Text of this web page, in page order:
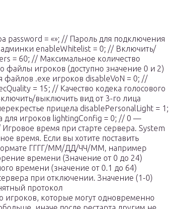
password = «»; // Пароль для подключения
админки enableWhitelist = 0; // Включить/
= 60; // Максимальное количество
файлы игроков (доступно значение 0 и 2)
файлов .exe игроков disableVoN = 0; //
= 15; // Качество кодека голосового
выключить вид от 3-го лица
прицела disablePersonalLight = 1;
для игроков lightingConfig = 0; // 0 —
время при старте сервера. System
время. Если вы хотите поставить
ГГГГ/ММ/ДД/ЧЧ/ММ, например
времени (Значение от 0 до 24)
времени (значение от 0.1 до 64)
при отключении. Значение (1-0)
протокол
игроков, которые могут одновременно